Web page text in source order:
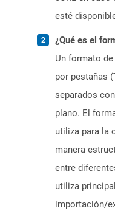
esté
¿Qué es el
Un formato
por pestañas
separados
plano. El
utiliza para la
manera
entre
utiliza
importación/